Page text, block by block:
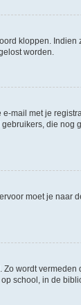
kloppen.
worden.
mail met je
die
moet je naar
wordt
school, in de